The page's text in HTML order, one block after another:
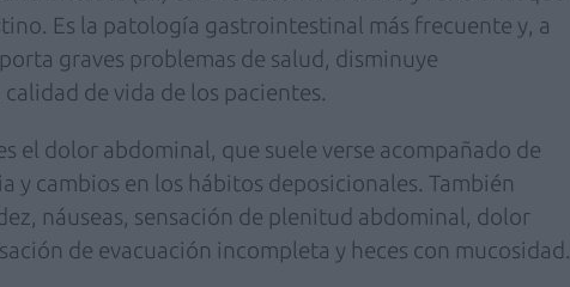
Es la patología gastrointestinal más frecuente y, a
graves problemas de salud, disminuye
de vida de los pacientes.
el dolor abdominal, que suele verse acompañado de
y cambios en los hábitos deposicionales. También
náuseas, sensación de plenitud abdominal, dolor
de evacuación incompleta y heces con mucosidad.